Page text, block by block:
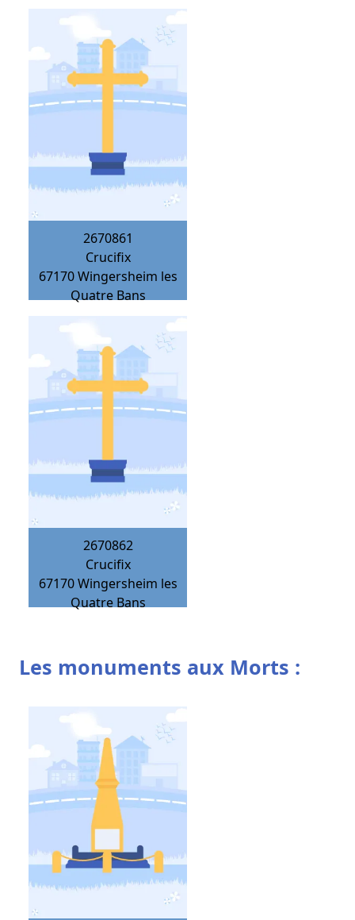
2670861
Crucifix
67170 Wingersheim les
Quatre Bans
2670862
Crucifix
67170 Wingersheim les
Quatre Bans
Les monuments aux Morts :